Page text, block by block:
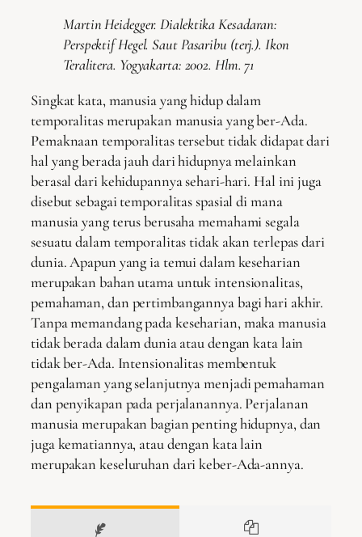
Martin Heidegger.Dialektika Kesadaran:
Perspektif Hegel. Saut Pasaribu (terj.). Ikon
Teralitera. Yogyakarta: 2002. Hlm. 71
Singkat kata, manusia yang hidup dalam
temporalitas merupakan manusia yang ber-Ada.
Pemaknaan temporalitas tersebut tidak didapat dari
hal yang berada jauh dari hidupnya melainkan
berasal dari kehidupannya sehari-hari. Hal ini juga
disebut sebagai temporalitas spasial di mana
manusia yang terus berusaha memahami segala
sesuatu dalam temporalitas tidak akan terlepas dari
dunia. Apapun yang ia temui dalam keseharian
merupakan bahan utama untuk intensionalitas,
pemahaman, dan pertimbangannya bagi hari akhir.
Tanpa memandang pada keseharian, maka manusia
tidak berada dalam dunia atau dengan kata lain
tidak ber-Ada. Intensionalitas membentuk
pengalaman yang selanjutnya menjadi pemahaman
dan penyikapan pada perjalanannya. Perjalanan
manusia merupakan bagian penting hidupnya, dan
juga kematiannya, atau dengan kata lain
merupakan keseluruhan dari keber-Ada-annya.